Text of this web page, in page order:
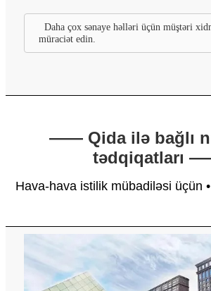
Daha çox sənaye həlləri üçün müştəri
müraciət edin.
—— Qida ilə bağlı
tədqiqatları
Hava-hava istilik mübadiləsi üçün